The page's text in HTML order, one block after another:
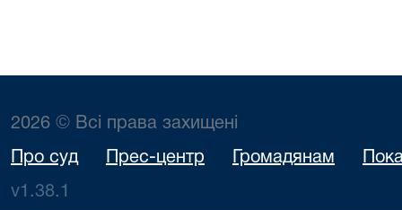
2026 © Всі права захищені
Про суд Прес-центр Громадянам
v1.38.1